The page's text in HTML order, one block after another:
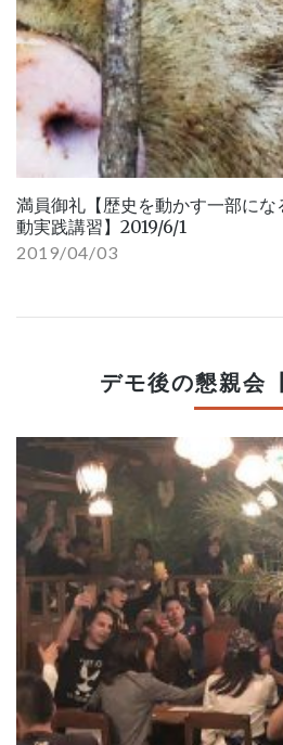
満員御礼【歴史を動かす一部に
動実践講習】2019/6/1
2019/04/03
デモ後の懇親会